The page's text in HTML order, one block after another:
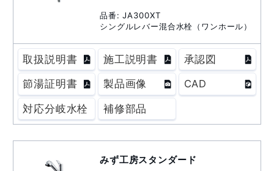
品番: JA300XT
シングルレバー混合水栓（ワンホール）
取扱説明書 施工説明書 承認図
節湯証明書 製品画像 CAD
対応分岐水栓 補修部品
みず工房スタンダード